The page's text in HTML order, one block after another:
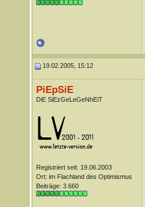
19.02.2005, 15:12
PiEpSiE
DiE SiEzGeLeGeNhEiT
Registriert seit: 19.06.2003
Ort: im Flachland des Optimismus
Beiträge: 3.660